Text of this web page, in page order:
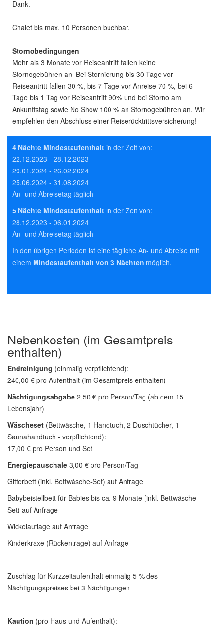
Dank.
Chalet bis max. 10 Personen buchbar.
Stornobedingungen
Mehr als 3 Monate vor Reiseantritt fallen keine
Stornogebühren an. Bei Stornierung bis 30 Tage vor
Reiseantritt fallen 30 %, bis 7 Tage vor Anreise 70 %, bei 6
Tage bis 1 Tag vor Reiseantritt 90% und bei Storno am
Ankunftstag sowie No Show 100 % an Stornogebühren an. Wir
empfehlen den Abschluss einer Reiserücktrittsversicherung!
4 Nächte Mindestaufenthalt in der Zeit von:
22.12.2023 - 28.12.2023
29.01.2024 - 26.02.2024
25.06.2024 - 31.08.2024
An- und Abreisetag täglich
5 Nächte Mindestaufenthalt in der Zeit von:
28.12.2023 - 06.01.2024
An- und Abreisetag täglich
In den übrigen Perioden ist eine tägliche An- und Abreise mit
einem Mindestaufenthalt von 3 Nächten möglich.
Nebenkosten (im Gesamtpreis
enthalten)
Endreinigung (einmalig verpflichtend):
240,00 € pro Aufenthalt (im Gesamtpreis enthalten)
Nächtigungsabgabe 2,50 € pro Person/Tag (ab dem 15.
Lebensjahr)
Wäscheset (Bettwäsche, 1 Handtuch, 2 Duschtücher, 1
Saunahandtuch - verpflichtend):
17,00 € pro Person und Set
Energiepauschale 3,00 € pro Person/Tag
Gitterbett (inkl. Bettwäsche-Set) auf Anfrage
Babybeistellbett für Babies bis ca. 9 Monate (inkl. Bettwäsche-
Set) auf Anfrage
Wickelauflage auf Anfrage
Kinderkraxe (Rückentrage) auf Anfrage
Zuschlag für Kurzzeitaufenthalt einmalig 5 % des
Nächtigungspreises bei 3 Nächtigungen
Kaution (pro Haus und Aufenthalt):